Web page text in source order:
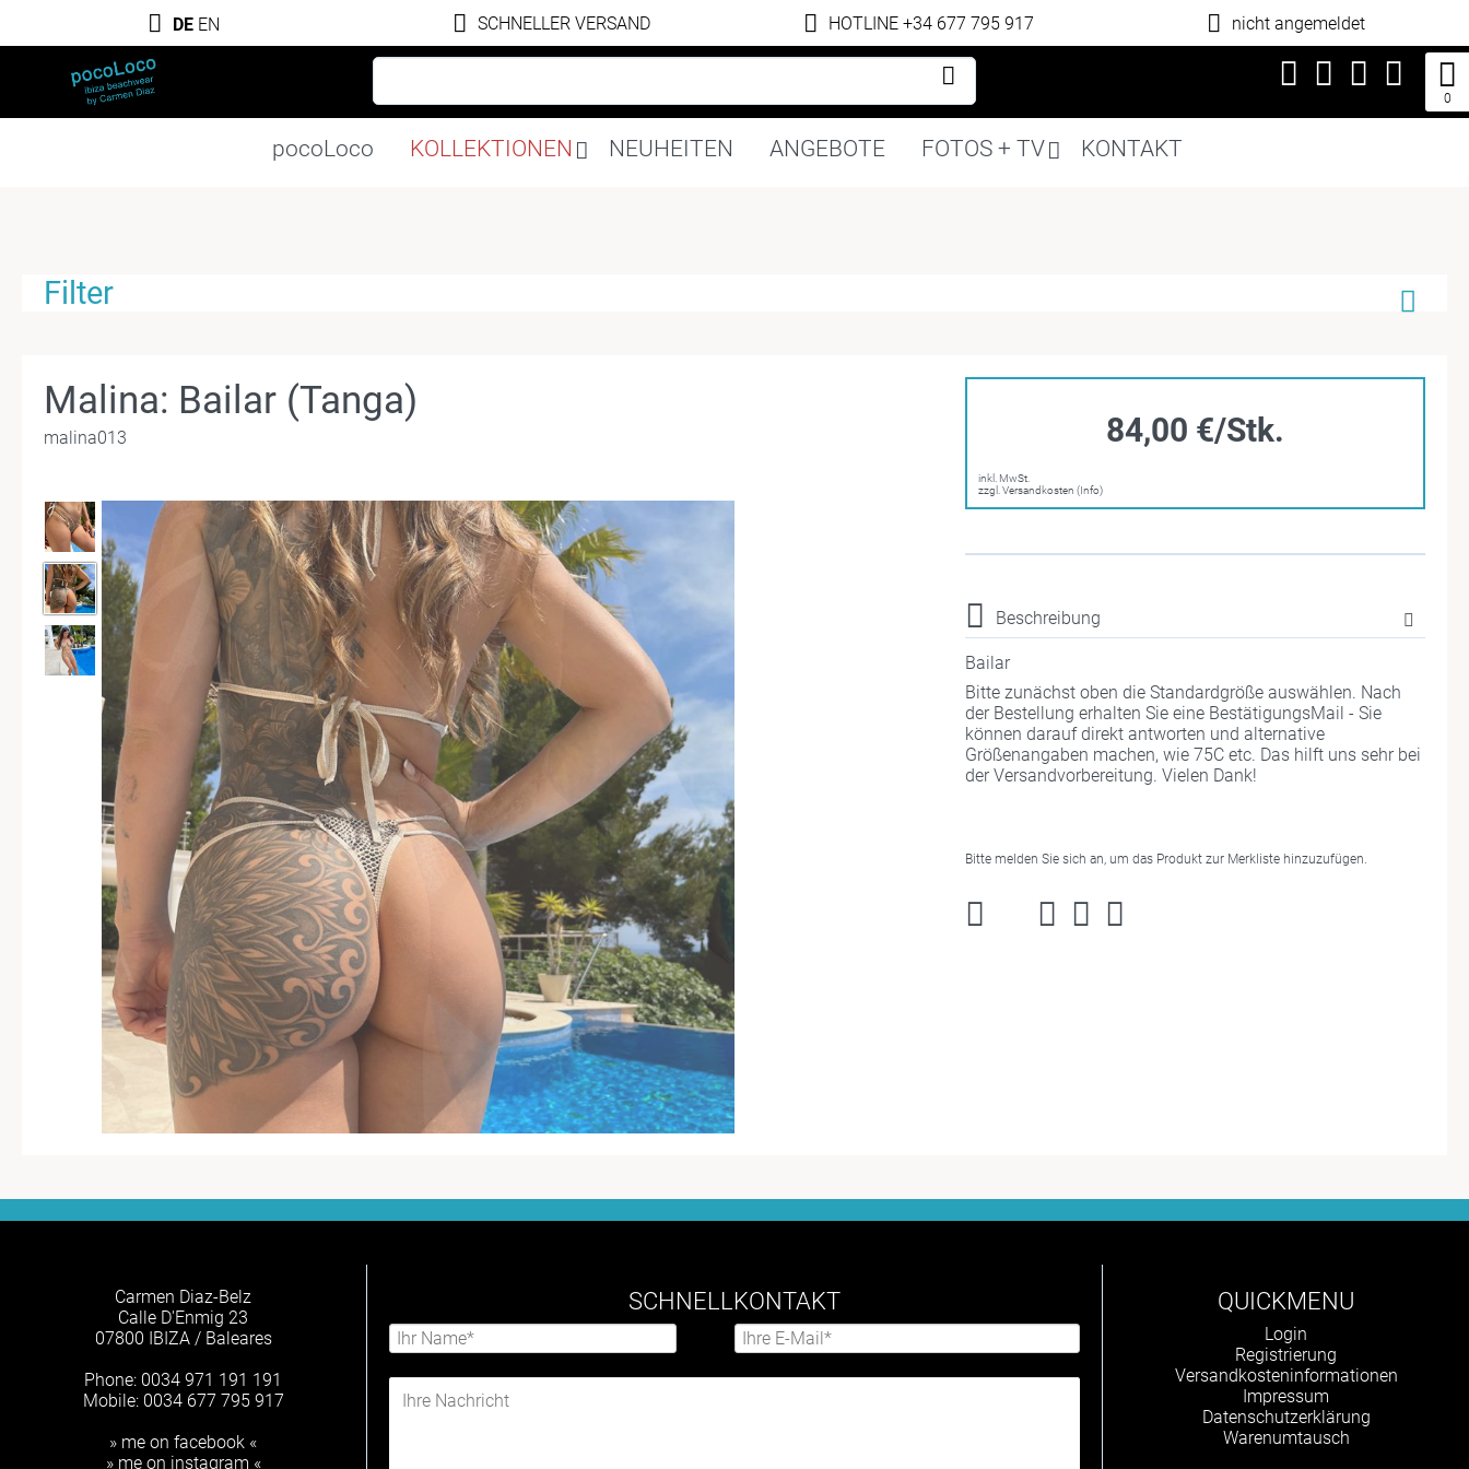
DE EN SCHNELLER VERSAND HOTLINE +34 677 795 917 nicht angemeldet
Navigation
überspringen
pocoLoco KOLLEKTIONEN NEUHEITEN ANGEBOTE FOTOS + TV KONTAKT
0
Filter
Malina: Bailar (Tanga)
malina013 84,00 €/Stk.
inkl. MwSt.
zzgl. Versandkosten (Info)
Beschreibung
Bailar
Bitte zunächst oben die Standardgröße auswählen. Nach
der Bestellung erhalten Sie eine BestätigungsMail - Sie
können darauf direkt antworten und alternative
Größenangaben machen, wie 75C etc. Das hilft uns sehr bei
der Versandvorbereitung. Vielen Dank!
Bitte melden Sie sich an, um das Produkt zur Merkliste hinzuzufügen.
Carmen Diaz-Belz
Calle D'Enmig 23
07800 IBIZA / Baleares
Phone: 0034 971 191 191
Mobile: 0034 677 795 917
» me on facebook «
» me on instagram «
SCHNELLKONTAKT QUICKMENU
Navigation
überspringen
Login
Registrierung
Versandkosteninformationen
Impressum
Datenschutzerklärung
Warenumtausch